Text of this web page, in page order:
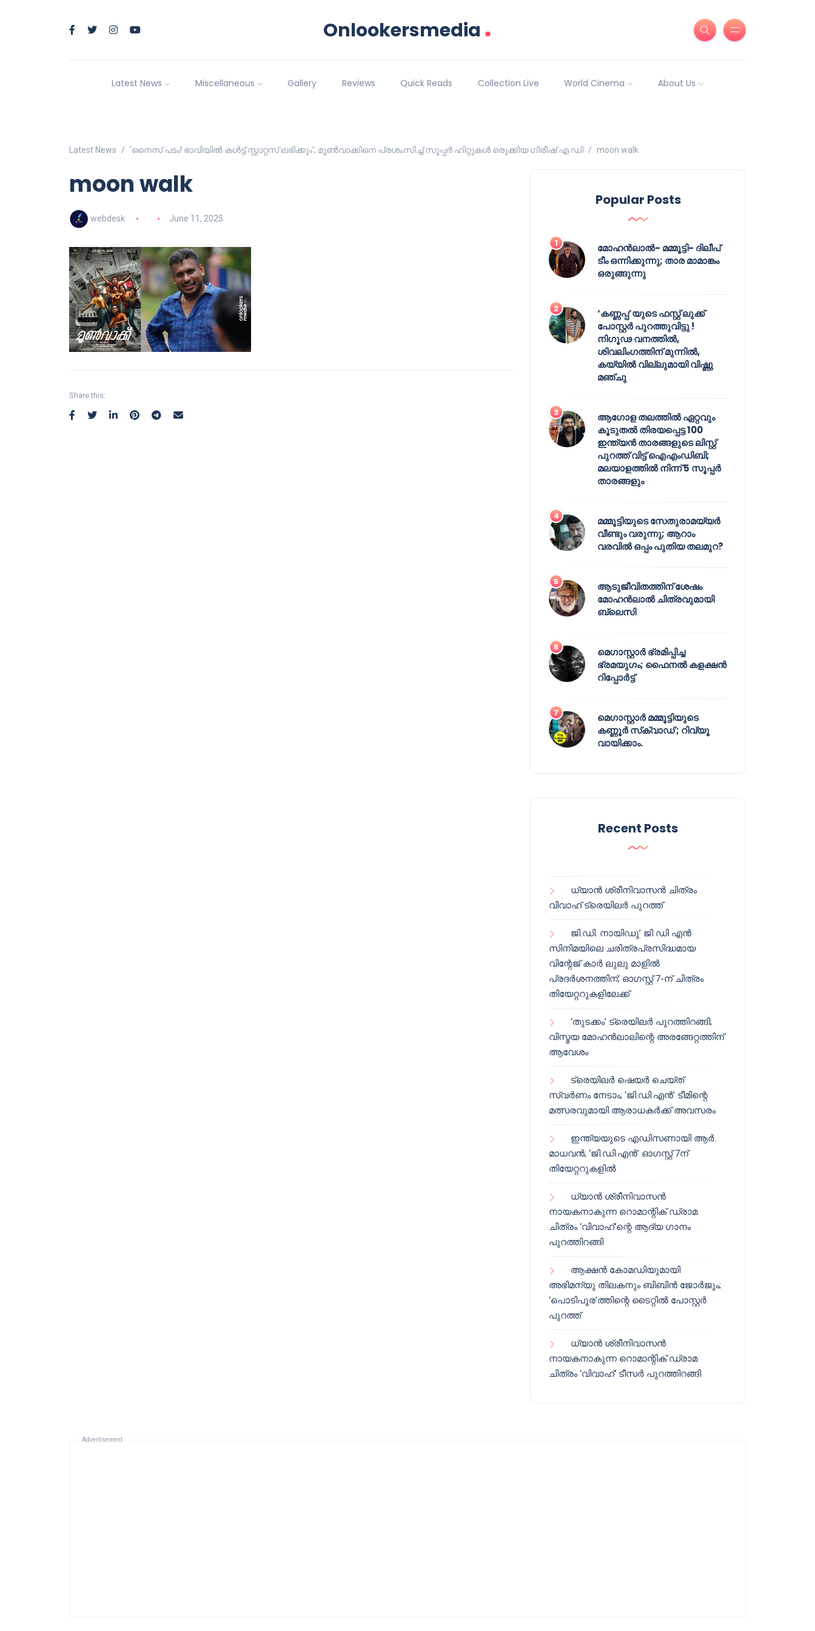
Onlookersmedia .
Latest News Miscellaneous Gallery Reviews Quick Reads Collection Live World Cinema About Us
Latest News ‘നൈസ് പടം! ഭാവിയിൽ കൾട്ട് സ്റ്റാറ്റസ് ലഭിക്കും’; മൂൺവാക്കിനെ പ്രശംസിച്ച് സൂപ്പർ ഹിറ്റുകൾ ഒരുക്കിയ ഗിരീഷ് എ.ഡി moon walk
moon walk
webdesk June 11, 2025
Share this:
Popular Posts
മോഹൻലാൽ- മമ്മൂട്ടി- ദിലീപ്
ടീം ഒന്നിക്കുന്നു; താര മാമാങ്കം
ഒരുങ്ങുന്നു
‘കണ്ണപ്പ’യുടെ ഫസ്റ്റ് ലുക്ക്
പോസ്റ്റർ പുറത്തുവിട്ടു !
നിഗൂഢ വനത്തിൽ,
ശിവലിംഗത്തിന് മുന്നിൽ,
കയ്യിൽ വില്ലുമായി വിഷ്ണു
മഞ്ചു
ആഗോള തലത്തിൽ ഏറ്റവും
കൂടുതൽ തിരയപ്പെട്ട 100
ഇന്ത്യൻ താരങ്ങളുടെ ലിസ്റ്റ്
പുറത്ത് വിട്ട് ഐഎംഡിബി;
മലയാളത്തിൽ നിന്ന് 5 സൂപ്പർ
താരങ്ങളും
മമ്മൂട്ടിയുടെ സേതുരാമയ്യർ
വീണ്ടും വരുന്നു; ആറാം
വരവിൽ ഒപ്പം പുതിയ തലമുറ?
ആടുജീവിതത്തിന് ശേഷം
മോഹൻലാൽ ചിത്രവുമായി
ബ്ലെസി
മെഗാസ്റ്റാർ ഭ്രമിപ്പിച്ച
ഭ്രമയുഗം; ഫൈനൽ കളക്ഷൻ
റിപ്പോർട്ട്
മെഗാസ്റ്റാർ മമ്മൂട്ടിയുടെ
കണ്ണൂർ സ്‌ക്വാഡ് ; റിവ്യൂ
വായിക്കാം.
Recent Posts
ധ്യാൻ ശ്രീനിവാസൻ ചിത്രം
വിവാഹ് ട്രെയിലർ പുറത്ത്
ജി.ഡി. നായിഡു’ ജി ഡി എൻ
സിനിമയിലെ ചരിത്രപ്രസിദ്ധമായ
വിന്റേജ് കാർ ലുലു മാളിൽ
പ്രദർശനത്തിന്; ഓഗസ്റ്റ് 7-ന് ചിത്രം
തിയേറ്ററുകളിലേക്ക്
‘തുടക്കം’ ട്രെയിലർ പുറത്തിറങ്ങി;
വിസ്മയ മോഹൻലാലിന്റെ അരങ്ങേറ്റത്തിന്
ആവേശം
ട്രെയിലർ ഷെയർ ചെയ്‌ത്
സ്വർണം നേടാം; ‘ജി.ഡി.എൻ’ ടീമിന്റെ
മത്സരവുമായി ആരാധകർക്ക് അവസരം
ഇന്ത്യയുടെ എഡിസണായി ആർ.
മാധവൻ; ‘ജി.ഡി.എൻ’ ഓഗസ്റ്റ് 7ന്
തിയേറ്ററുകളിൽ
ധ്യാൻ ശ്രീനിവാസൻ
നായകനാകുന്ന റൊമാന്റിക് ഡ്രാമ
ചിത്രം ‘വിവാഹ്’ന്റെ ആദ്യ ഗാനം
പുറത്തിറങ്ങി
ആക്ഷൻ കോമഡിയുമായി
അഭിമന്യു തിലകനും ബിബിൻ ജോർജും;
‘പൊടിപൂര’ത്തിന്റെ ടൈറ്റിൽ പോസ്റ്റർ
പുറത്ത്
ധ്യാൻ ശ്രീനിവാസൻ
നായകനാകുന്ന റൊമാന്റിക് ഡ്രാമ
ചിത്രം ‘വിവാഹ്’ ടീസർ പുറത്തിറങ്ങി
Advertisement